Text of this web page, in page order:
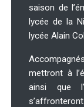
saison de
lycée de la
lycée Alain
mettront à
ainsi que